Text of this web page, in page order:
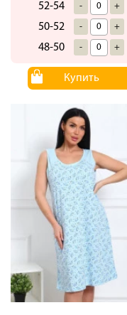
52-54 - +
50-52 - +
48-50 - +
Купить